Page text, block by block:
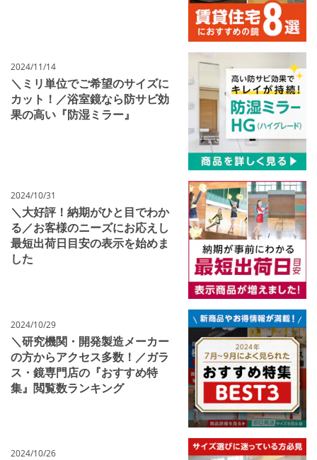
＼ミリ単位でご希望のサイズに
カット！／浴室鏡なら防サビ効
果の高い『防湿ミラー』
2024/11/14
＼大好評！納期がひと目でわか
る／お客様のニーズにお応えし
最短出荷日目安の表示を始めま
した
2024/10/31
＼研究機関・開発製造メーカー
の方からアクセス多数！／ガラ
ス・鏡専門店の『おすすめ特
集』閲覧数ランキング
2024/10/29
2024/10/26